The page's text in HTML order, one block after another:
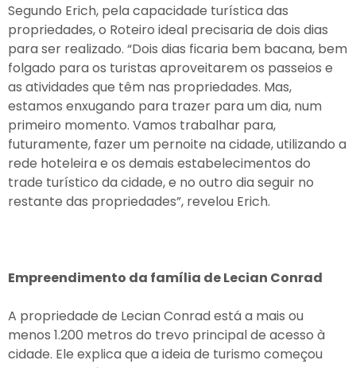
Segundo Erich, pela capacidade turística das
propriedades, o Roteiro ideal precisaria de dois dias
para ser realizado. “Dois dias ficaria bem bacana, bem
folgado para os turistas aproveitarem os passeios e
as atividades que têm nas propriedades. Mas,
estamos enxugando para trazer para um dia, num
primeiro momento. Vamos trabalhar para,
futuramente, fazer um pernoite na cidade, utilizando a
rede hoteleira e os demais estabelecimentos do
trade turístico da cidade, e no outro dia seguir no
restante das propriedades”, revelou Erich.
Empreendimento da família de Lecian Conrad
A propriedade de Lecian Conrad está a mais ou
menos 1.200 metros do trevo principal de acesso à
cidade. Ele explica que a ideia de turismo começou